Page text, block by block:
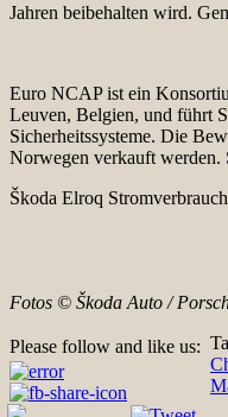
Jahren beibehalten wird.
Euro NCAP ist ein
Leuven, Belgien, und führt
Sicherheitssysteme. Die
Norwegen verkauft werden.
Škoda Elroq
Fotos © Škoda Auto /
Please follow and like us: